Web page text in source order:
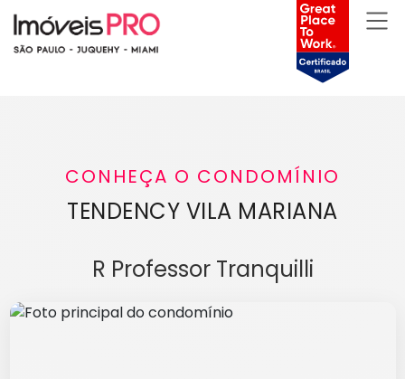
CONHEÇA O CONDOMÍNIO
TENDENCY VILA MARIANA
R Professor Tranquilli